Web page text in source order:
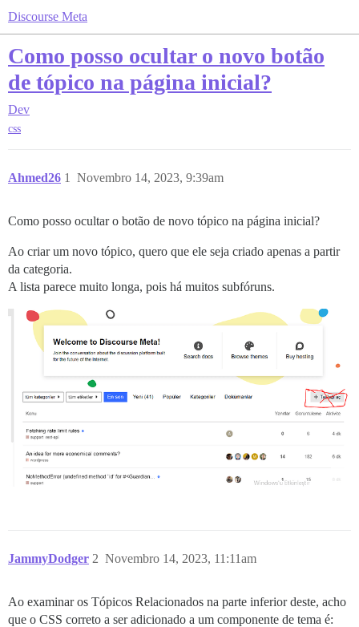
Discourse Meta
Como posso ocultar o novo botão
de tópico na página inicial?
Dev
css
Ahmed26 Novembro 14, 2023, 9:39am
1
Como posso ocultar o botão de novo tópico na página inicial?
Ao criar um novo tópico, quero que ele seja criado apenas a partir
da categoria.
A lista parece muito longa, pois há muitos subfóruns.
JammyDodger Novembro 14, 2023, 11:11am
2
Ao examinar os Tópicos Relacionados na parte inferior deste, acho
que o CSS correto a ser adicionado a um componente de tema é: